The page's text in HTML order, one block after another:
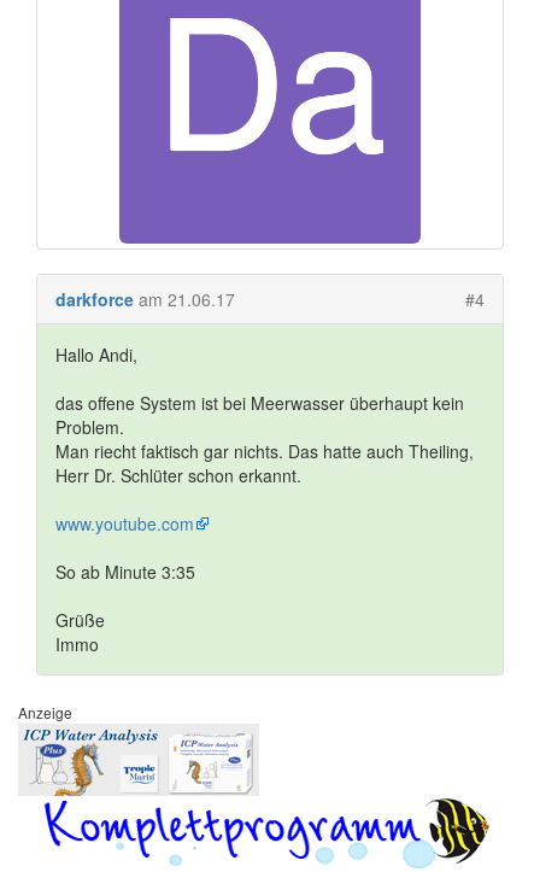
darkforce am 21.06.17 #4
Hallo Andi,
das offene System ist bei Meerwasser überhaupt kein
Problem.
Man riecht faktisch gar nichts. Das hatte auch Theiling,
Herr Dr. Schlüter schon erkannt.
www.youtube.com
So ab Minute 3:35
Grüße
Immo
Anzeige